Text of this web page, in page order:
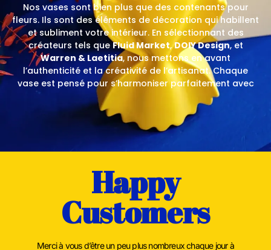
Nos vases sont bien plus que des contenants pour
fleurs. Ils sont des éléments de décoration qui habillent
et subliment votre intérieur. En sélectionnant des
créateurs tels queFluid Market,DOIY Design, et
Warren & Laetitia, nous mettons en avant
l’authenticité et la créativité de l’artisanat. Chaque
vase est pensé pour s’harmoniser parfaitement avec
nos bouquets de fleurs fraîches et séchées, créant
ainsi des compositions élégantes et originales.
Des vases pour chaque style
Qu’il soit moderne, bohème, épuré ou audacieux,
unique à votre espace. Nous choisissons des matériaux
variés comme la céramique, le verre et les impressions
3D, et des designs inspirants qui plairont autant aux
amateurs d’objets déco qu’aux passionnés de fleurs.
Vous trouverez chez nous le vase idéal pour
accompagner vos bouquets, disponibles à l’achat
Happy
Customers
Merci à vous d’être un peu plus nombreux chaque jour à